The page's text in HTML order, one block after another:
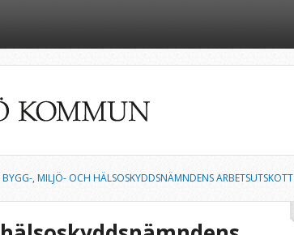
BYGG-, MILJÖ- OCH HÄLSOSKYDDSNÄMNDENS ARBETSUTSKOTT